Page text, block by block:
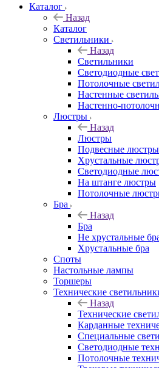
Каталог
Назад
Каталог
Светильники
Назад
Светильники
Светодиодные
Потолочные
Настенные
Настенно-
Люстры
Назад
Люстры
Подвесные люстры
Хрустальные
Светодиодные
На штанге люстры
Потолочные
Бра
Назад
Бра
Не хрустальные
Хрустальные бра
Споты
Настольные лампы
Торшеры
Технические
Назад
Технические
Карданные
Специальные
Светодиодные
Потолочные